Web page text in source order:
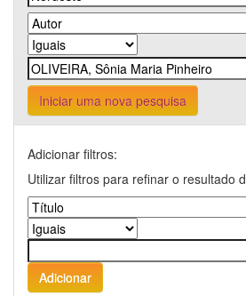
Iniciar uma nova pesquisa
Adicionar filtros:
Utilizar filtros para refinar o resultado